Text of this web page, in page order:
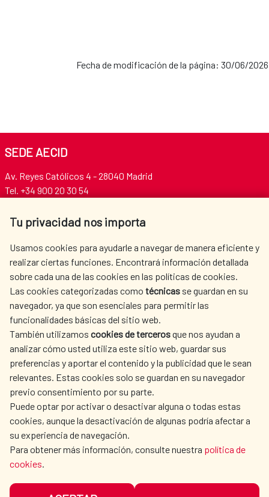
Fecha de modificación de la página: 30/06/2026
Tu privacidad nos importa
Usamos cookies para ayudarle a navegar de manera eficiente y
realizar ciertas funciones. Encontrará información detallada
sobre cada una de las cookies en las políticas de cookies.
Las cookies categorizadas como técnicas se guardan en su
navegador, ya que son esenciales para permitir las
funcionalidades básicas del sitio web.
También utilizamos cookies de tercerosque nos ayudan a
analizar cómo usted utiliza este sitio web, guardar sus
preferencias y aportar el contenido y la publicidad que le sean
relevantes. Estas cookies solo se guardan en su navegador
previo consentimiento por su parte.
Puede optar por activar o desactivar alguna o todas estas
cookies, aunque la desactivación de algunas podría afectar a
su experiencia de navegación.
Para obtener más información, consulte nuestra política de
cookies.
SEDE AECID
Av. Reyes Católicos 4 - 28040 Madrid
Tel. +34 900 20 30 54​​​​​​​
AECID
WHERE DO WE COOPERATE?
SPANISH HUMANITARIAN
ACTION
PRESS ROOM
CULTURE AND SCIENCE LIBRARY
OUR SOCIAL MEDIA
COOKIE POLICY
BROWSING GUIDE